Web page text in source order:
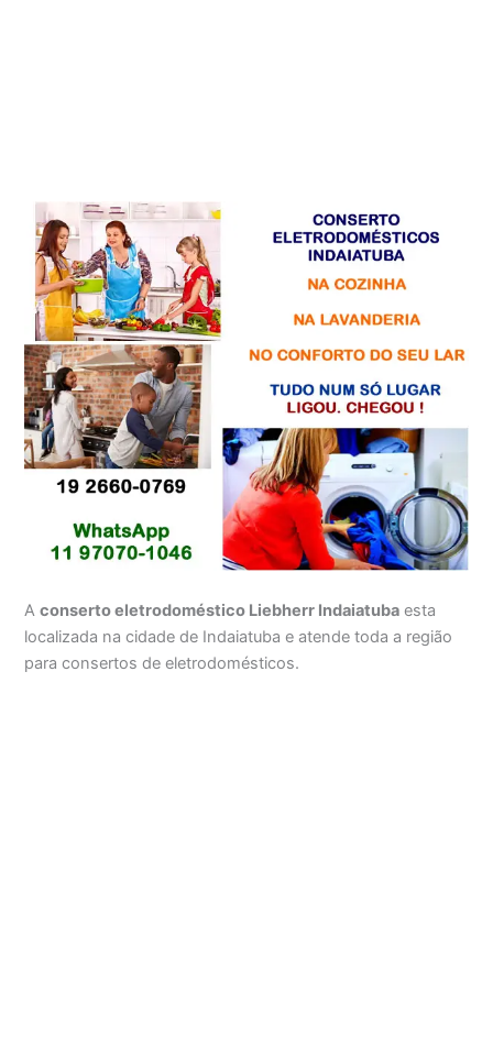
Aconserto eletrodoméstico Liebherr Indaiatuba esta
localizada na cidade de Indaiatuba e atende toda a região
para consertos de eletrodomésticos.